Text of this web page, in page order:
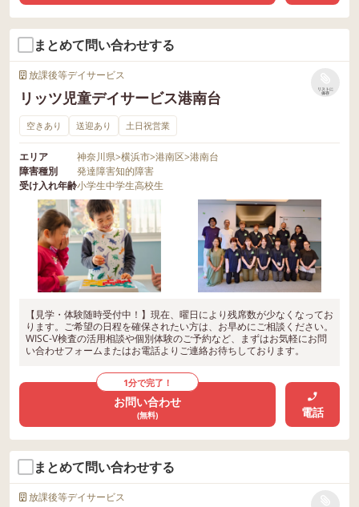
まとめて問い合わせする
放課後等デイサービス
リッツ児童デイサービス港南台
リストに
保存
空きあり 送迎あり 土日祝営業
エリア 神奈川県>横浜市>港南区>港南台
障害種別
発達障害知的障害
受け入れ年齢小学生中学生高校生
【見学・体験随時受付中！】現在、曜日により残席数が少なくなってお
ります。ご希望の日程を確保されたい方は、お早めにご相談ください。
WISC-V検査の活用相談や個別体験のご予約など、まずはお気軽にお問
い合わせフォームまたはお電話よりご連絡お待ちしております。
1分で完了！
お問い合わせ
(無料) 電話
まとめて問い合わせする
放課後等デイサービス